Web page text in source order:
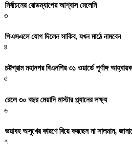
নির্বাচনের রোডম্যাপের আশ্বাস মেলেনি
৩
পিএসএলে যোগ দিলেন সাকিব, যখন মাঠে নামবেন
৪
চট্টগ্রাম মহানগর বিএনপির ৩১ ওয়ার্ডে পূর্ণাঙ্গ
৫
রেলে ৩০ বছর মেয়াদি মাস্টার প্ল্যানের লক্ষ্য
৬
ভয়াবহ অসুখের কারণে বিয়ে করছেন না সালমান,
৭